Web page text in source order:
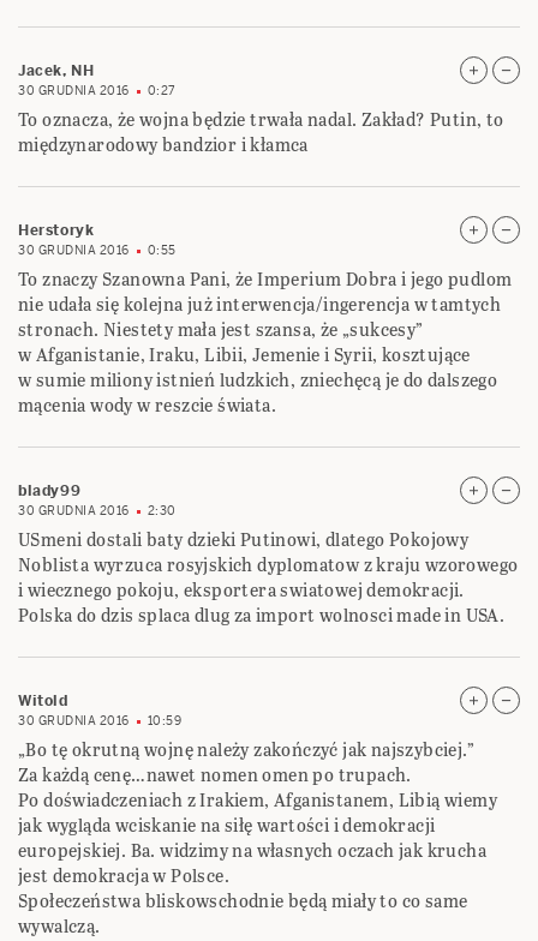
Jacek, NH
30 GRUDNIA 2016 0:27
To oznacza, że wojna będzie trwała nadal. Zakład? Putin, to
międzynarodowy bandzior i kłamca
Herstoryk
30 GRUDNIA 2016 0:55
To znaczy Szanowna Pani, że Imperium Dobra i jego pudlom
nie udała się kolejna już interwencja/ingerencja w tamtych
stronach. Niestety mała jest szansa, że „sukcesy”
w Afganistanie, Iraku, Libii, Jemenie i Syrii, kosztujące
w sumie miliony istnień ludzkich, zniechęcą je do dalszego
mącenia wody w reszcie świata.
blady99
30 GRUDNIA 2016 2:30
USmeni dostali baty dzieki Putinowi, dlatego Pokojowy
Noblista wyrzuca rosyjskich dyplomatow z kraju wzorowego
i wiecznego pokoju, eksportera swiatowej demokracji.
Polska do dzis splaca dlug za import wolnosci made in USA.
Witold
30 GRUDNIA 2016 10:59
„Bo tę okrutną wojnę należy zakończyć jak najszybciej.”
Za każdą cenę…nawet nomen omen po trupach.
Po doświadczeniach z Irakiem, Afganistanem, Libią wiemy
jak wygląda wciskanie na siłę wartości i demokracji
europejskiej. Ba. widzimy na własnych oczach jak krucha
jest demokracja w Polsce.
Społeczeństwa bliskowschodnie będą miały to co same
wywalczą.